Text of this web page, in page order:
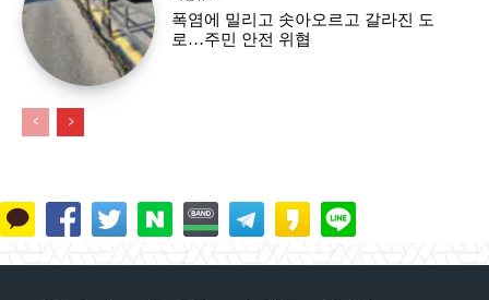
폭염에 밀리고 솟아오르고 갈라진 도
로…주민 안전 위협